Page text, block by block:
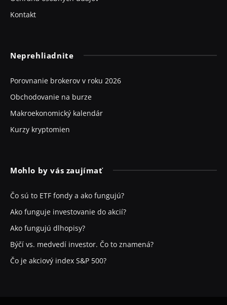
Kontakt
Neprehliadnite
Porovnanie brokerov v roku 2026
Obchodovanie na burze
Makroekonomický kalendár
Kurzy kryptomien
Mohlo by vás zaujímať
Čo sú to ETF fondy a ako fungujú?
Ako funguje investovanie do akcií?
Ako fungujú dlhopisy?
Býčí vs. medvedí investor. Čo to znamená?
Čo je akciový index S&P 500?